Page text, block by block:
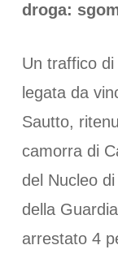
droga:
Un traffico
legata da
Sautto,
camorra di
del Nucleo
della
arrestato 4